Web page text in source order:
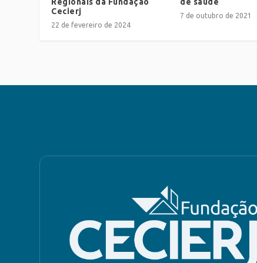
Regionais da Fundação
Cecierj
22 de fevereiro de 2024
de saúde
7 de outubro de 2021